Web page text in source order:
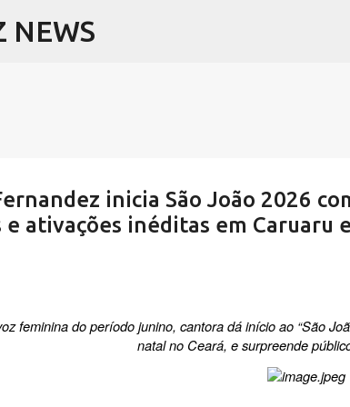
NEWS
inicia São João 2026
e ativações inéditas em Caruaru
feminina do período junino, cantora dá início ao “São
natal no Ceará, e surpreende